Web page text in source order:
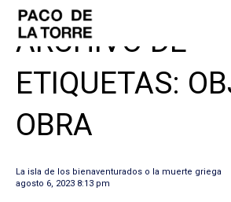
ARCHIVO DE
ETIQUETAS:
OBRA
La isla de los bienaventurados o la muerte griega
agosto 6, 2023 8:13 pm